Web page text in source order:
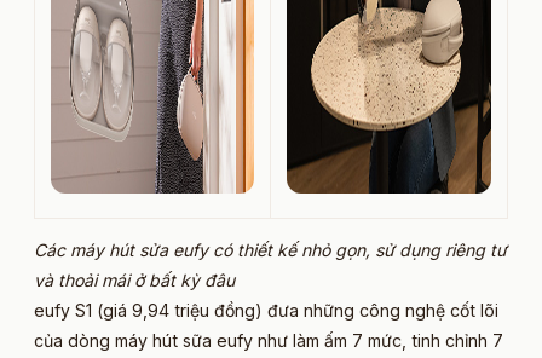
Các máy hút sửa eufy có thiết kế nhỏ gọn, sử dụng riêng tư
và thoải mái ở bất kỳ đâu
eufy S1 (giá 9,94 triệu đồng) đưa những công nghệ cốt lõi
của dòng máy hút sữa eufy như làm ấm 7 mức, tinh chỉnh 7